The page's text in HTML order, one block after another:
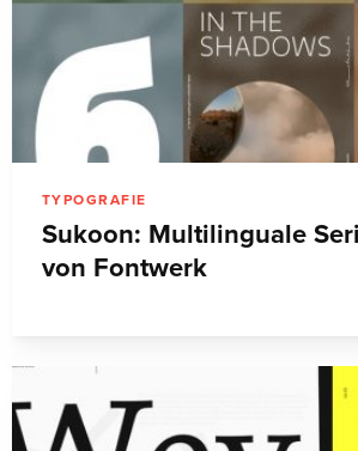
TYPOGRAFIE
Sukoon: Multilinguale
von Fontwerk